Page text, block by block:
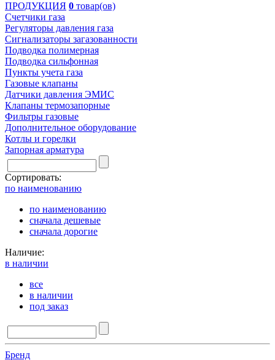
ПРОДУКЦИЯ 0 товар(ов)
Счетчики газа
Регуляторы давления газа
Сигнализаторы загазованности
Подводка полимерная
Подводка сильфонная
Пункты учета газа
Газовые клапаны
Датчики давления ЭМИС
Клапаны термозапорные
Фильтры газовые
Дополнительное оборудование
Котлы и горелки
Запорная арматура
Сортировать:
по наименованию
по наименованию
сначала дешевые
сначала дорогие
Наличие:
в наличии
все
в наличии
под заказ
Бренд